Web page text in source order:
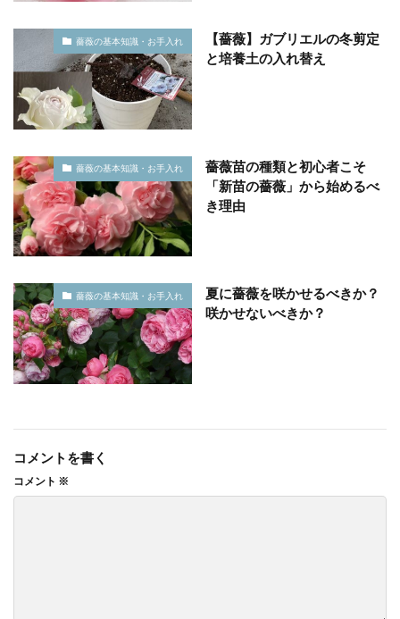
薔薇の基本知識・お手入れ
【薔薇】ガブリエルの冬剪定
と培養土の入れ替え
薔薇の基本知識・お手入れ
薔薇苗の種類と初心者こそ
「新苗の薔薇」から始めるべ
き理由
薔薇の基本知識・お手入れ
夏に薔薇を咲かせるべきか？
咲かせないべきか？
コメントを書く
コメント ※